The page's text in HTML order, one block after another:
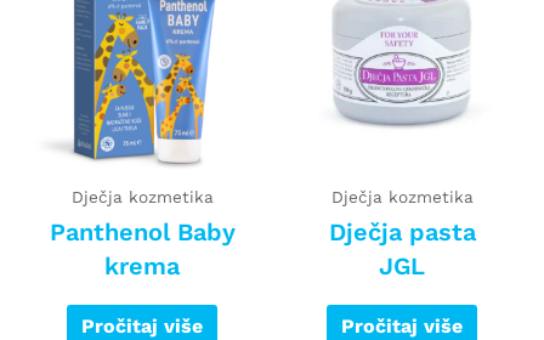
Dječja kozmetika
Panthenol Baby
krema
Pročitaj više
Dječja kozmetika
Dječja pasta
JGL
Pročitaj više